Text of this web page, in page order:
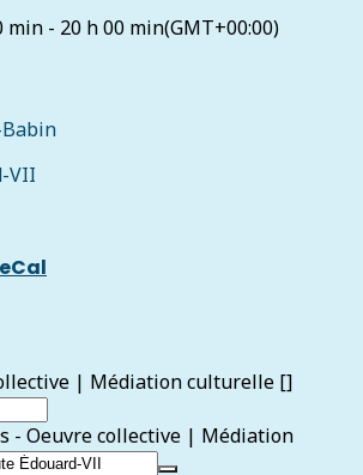
min - 20 h 00 min(GMT+00:00)
Babin
VII
| Médiation culturelle []
- Oeuvre collective | Médiation